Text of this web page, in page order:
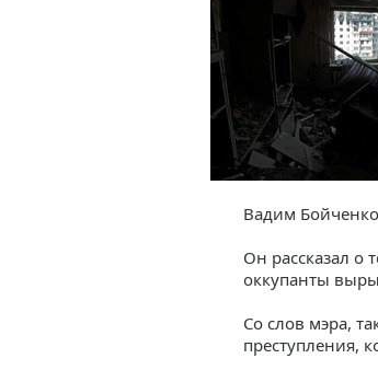
Вадим
Он рассказал о
оккупанты
Со слов мэра,
преступления,